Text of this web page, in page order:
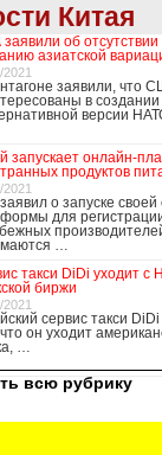
Китая
об отсутствии
азиатской
заявили, что
в создании
версии
запускает онлайн-
продуктов
о запуске
для
…
такси DiDi уходит с
биржи
сервис такси
он уходит
…
всю рубрику